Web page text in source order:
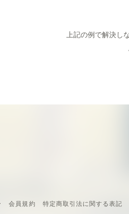
上記の例で解決し
会員規約 特定商取引法に関する表記